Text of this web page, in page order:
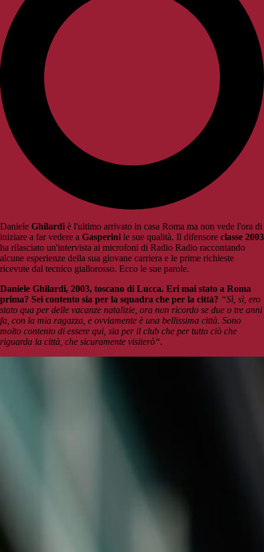
Daniele Ghilardi è l'ultimo arrivato in casa Roma ma non vede l'ora di
iniziare a far vedere a Gasperini le sue qualità. Il difensore classe 2003
ha rilasciato un'intervista ai microfoni di Radio Radio raccontando
alcune esperienze della sua giovane carriera e le prime richieste
ricevute dal tecnico giallorosso. Ecco le sue parole.
Daniele Ghilardi, 2003, toscano di Lucca. Eri mai stato a Roma
prima? Sei contento sia per la squadra che per la città? “Sì, sì, ero
stato qua per delle vacanze natalizie, ora non ricordo se due o tre anni
fa, con la mia ragazza, e ovviamente è una bellissima città. Sono
molto contento di essere qui, sia per il club che per tutto ciò che
riguarda la città, che sicuramente visiterò“.